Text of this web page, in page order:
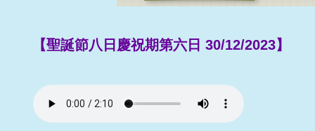
【聖誕節八日慶祝期第六日 30/12/2023】